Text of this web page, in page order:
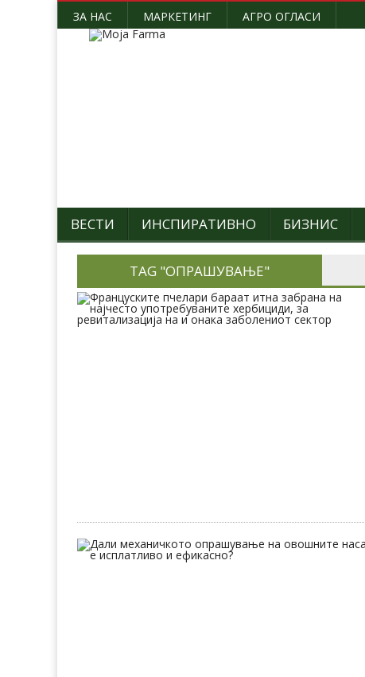
ЗА НАС МАРКЕТИНГ АГРО ОГЛАСИ
ВЕСТИ ИНСПИРАТИВНО БИЗНИС
TAG "ОПРАШУВАЊЕ"